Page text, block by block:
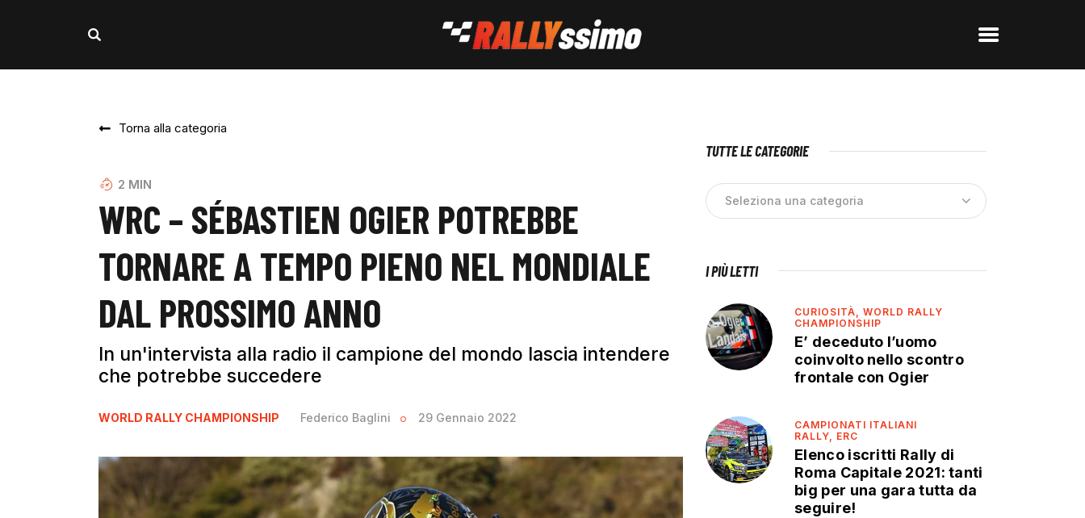
Torna alla categoria
2 MIN
WRC – SÉBASTIEN OGIER POTREBBE
TORNARE A TEMPO PIENO NEL MONDIALE
DAL PROSSIMO ANNO
In un'intervista alla radio il campione del mondo lascia intendere
che potrebbe succedere
WORLD RALLY CHAMPIONSHIP Federico Baglini 29 Gennaio 2022
TUTTE LE CATEGORIE
I PIÙ LETTI
CURIOSITÀ,WORLD RALLY
CHAMPIONSHIP
E’ deceduto l’uomo
coinvolto nello scontro
frontale con Ogier
CAMPIONATI ITALIANI
RALLY, ERC
Elenco iscritti Rally di
Roma Capitale 2021: tanti
big per una gara tutta da
seguire!